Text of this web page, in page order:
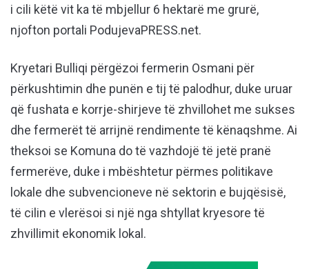
i cili këtë vit ka të mbjellur 6 hektarë me grurë,
njofton portali PodujevaPRESS.net.
Kryetari Bulliqi përgëzoi fermerin Osmani për
përkushtimin dhe punën e tij të palodhur, duke uruar
që fushata e korrje-shirjeve të zhvillohet me sukses
dhe fermerët të arrijnë rendimente të kënaqshme. Ai
theksoi se Komuna do të vazhdojë të jetë pranë
fermerëve, duke i mbështetur përmes politikave
lokale dhe subvencioneve në sektorin e bujqësisë,
të cilin e vlerësoi si një nga shtyllat kryesore të
zhvillimit ekonomik lokal.